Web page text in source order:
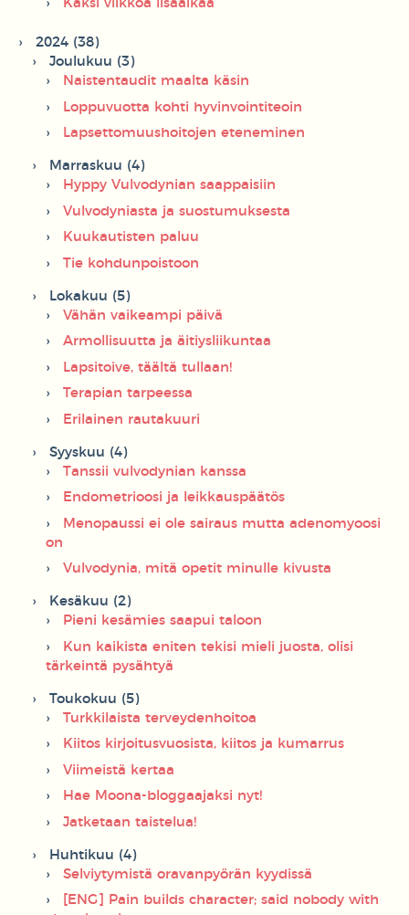
Kaksi viikkoa lisäaikaa
2024 (38)
Joulukuu (3)
Naistentaudit maalta käsin
Loppuvuotta kohti hyvinvointiteoin
Lapsettomuushoitojen eteneminen
Marraskuu (4)
Hyppy Vulvodynian saappaisiin
Vulvodyniasta ja suostumuksesta
Kuukautisten paluu
Tie kohdunpoistoon
Lokakuu (5)
Vähän vaikeampi päivä
Armollisuutta ja äitiysliikuntaa
Lapsitoive, täältä tullaan!
Terapian tarpeessa
Erilainen rautakuuri
Syyskuu (4)
Tanssii vulvodynian kanssa
Endometrioosi ja leikkauspäätös
Menopaussi ei ole sairaus mutta adenomyoosi
on
Vulvodynia, mitä opetit minulle kivusta
Kesäkuu (2)
Pieni kesämies saapui taloon
Kun kaikista eniten tekisi mieli juosta, olisi
tärkeintä pysähtyä
Toukokuu (5)
Turkkilaista terveydenhoitoa
Kiitos kirjoitusvuosista, kiitos ja kumarrus
Viimeistä kertaa
Hae Moona-bloggaajaksi nyt!
Jatketaan taistelua!
Huhtikuu (4)
Selviytymistä oravanpyörän kyydissä
[ENG] Pain builds character; said nobody with